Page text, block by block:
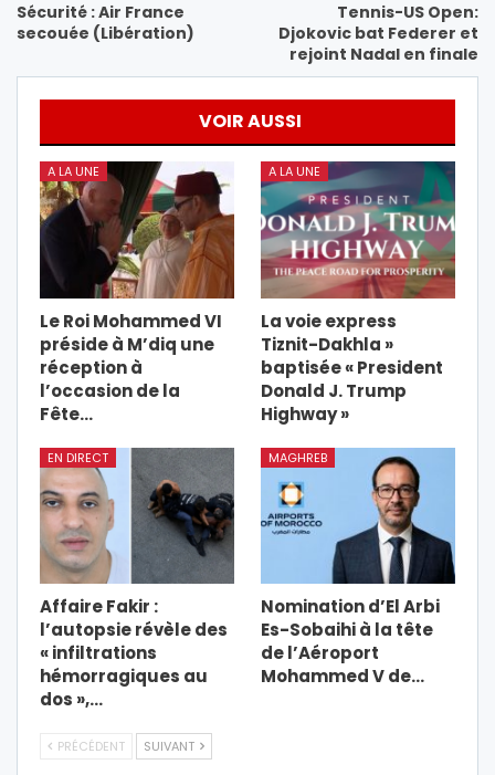
Sécurité : Air France
secouée (Libération)
Tennis-US Open:
Djokovic bat Federer et
rejoint Nadal en finale
VOIR AUSSI
A LA UNE
Le Roi Mohammed VI
préside à M’diq une
réception à
l’occasion de la
Fête…
A LA UNE
La voie express
Tiznit-Dakhla »
baptisée « President
Donald J. Trump
Highway »
EN DIRECT
Affaire Fakir :
l’autopsie révèle des
« infiltrations
hémorragiques au
dos »,…
MAGHREB
Nomination d’El Arbi
Es-Sobaihi à la tête
de l’Aéroport
Mohammed V de…
PRÉCÉDENT SUIVANT